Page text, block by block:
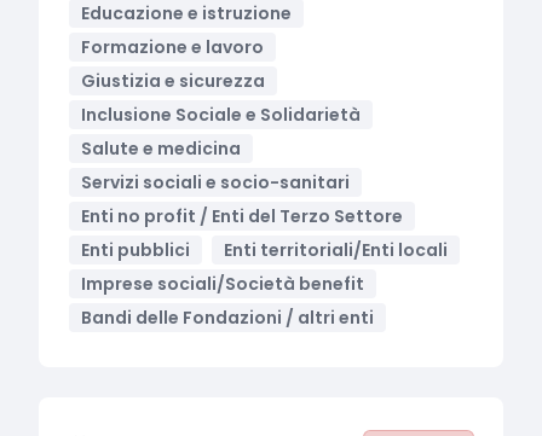
Educazione e istruzione
Formazione e lavoro
Giustizia e sicurezza
Inclusione Sociale e Solidarietà
Salute e medicina
Servizi sociali e socio-sanitari
Enti no profit / Enti del Terzo Settore
Enti pubblici
Enti territoriali/Enti locali
Imprese sociali/Società benefit
Bandi delle Fondazioni / altri enti